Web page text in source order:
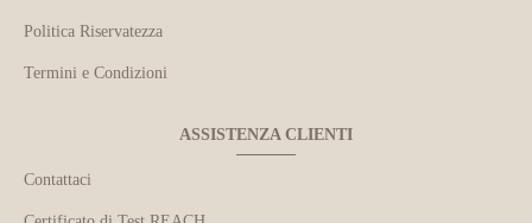
Politica Riservatezza
Termini e Condizioni
ASSISTENZA CLIENTI
Contattaci